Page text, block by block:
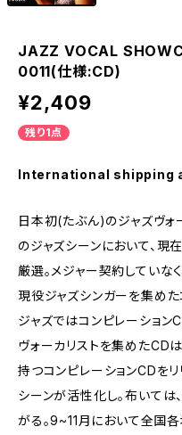
JAZZ VOCAL
0011(仕様:CD)
¥2,409
残り1点
International shipping
日本初(たぶん)のジャズヴォ
のジャズシーンにおいて、現
厳選。メジャー契約していな
現役ジャズシンガーを集めた
ジャズではコンピレーション
ヴォーカリストを集めたCD
持つコンピレーションCDをリ
シーンが活性化し。布いては
がる。9~11月において全国各